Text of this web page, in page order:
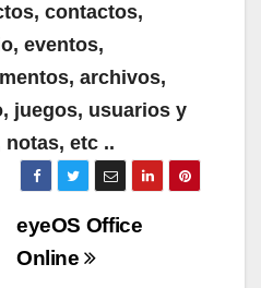
contactos,
eventos,
archivos,
juegos, usuarios y
notas, etc ..
eyeOS Office
Online